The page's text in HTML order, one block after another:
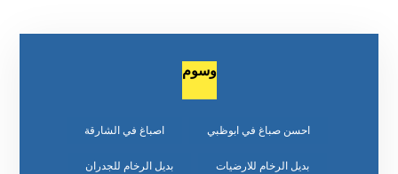
وسوم
احسن صباغ في ابوظبي اصباغ في الشارقة
بديل الرخام للارضيات بديل الرخام للجدران